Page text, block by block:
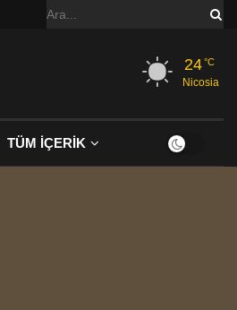
24°C
Nicosia
TÜM İÇERİK